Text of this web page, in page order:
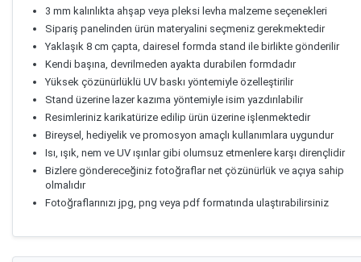
3 mm kalınlıkta ahşap veya pleksi levha malzeme seçenekleri
Sipariş panelinden ürün materyalini seçmeniz gerekmektedir
Yaklaşık 8 cm çapta, dairesel formda stand ile birlikte gönderilir
Kendi başına, devrilmeden ayakta durabilen formdadır
Yüksek çözünürlüklü UV baskı yöntemiyle özelleştirilir
Stand üzerine lazer kazıma yöntemiyle isim yazdırılabilir
Resimleriniz karikatürize edilip ürün üzerine işlenmektedir
Bireysel, hediyelik ve promosyon amaçlı kullanımlara uygundur
Isı, ışık, nem ve UV ışınlar gibi olumsuz etmenlere karşı dirençlidir
Bizlere göndereceğiniz fotoğraflar net çözünürlük ve açıya sahip
olmalıdır
Fotoğraflarınızı jpg, png veya pdf formatında ulaştırabilirsiniz